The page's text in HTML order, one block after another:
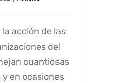
acción de las
del
cuantiosas
en ocasiones